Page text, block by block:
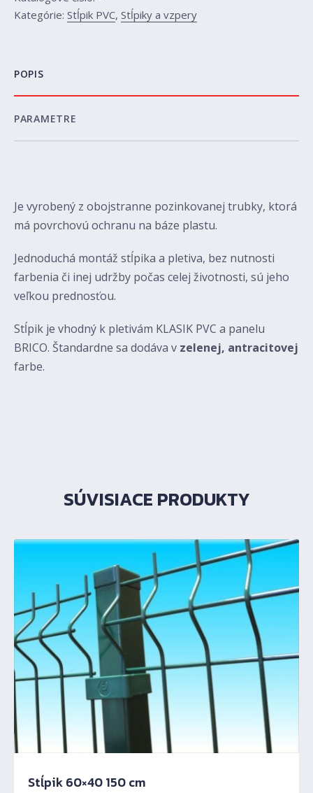
Kategórie: Stĺpik PVC, Stĺpiky a vzpery
POPIS
PARAMETRE
Je vyrobený z obojstranne pozinkovanej trubky, ktorá
má povrchovú ochranu na báze plastu.
Jednoduchá montáž stĺpika a pletiva, bez nutnosti
farbenia či inej udržby počas celej životnosti, sú jeho
veľkou prednosťou.
Stĺpik je vhodný k pletivám KLASIK PVC a panelu
BRICO. Štandardne sa dodáva v zelenej, antracitovej
farbe.
SÚVISIACE PRODUKTY
Stĺpik 60×40 150 cm